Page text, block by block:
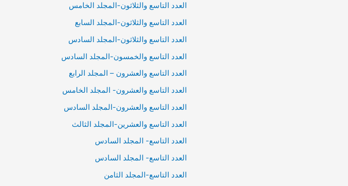
العدد التاسع والثلاثون-المجلد الخامس
العدد التاسع والثلاثون-المجلد السابع
العدد التاسع والثلاثون-المجلد السادس
العدد التاسع والخمسون-المجلد السادس
العدد التاسع والعشرون – المجلد الرابع
العدد التاسع والعشرون- المجلد الخامس
العدد التاسع والعشرون-المجلد السادس
العدد التاسع والعشرين-المجلد الثالث
العدد التاسع- المجلد السادس
العدد التاسع- المجلد السادس
العدد التاسع-المجلد الثامن